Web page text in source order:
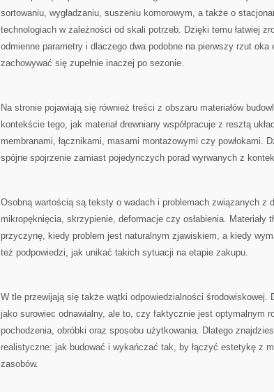
sortowaniu, wygładzaniu, suszeniu komorowym, a także o
technologiach w zależności od skali potrzeb. Dzięki temu łatwiej
odmienne parametry i dlaczego dwa podobne na pierwszy rzut oka
zachowywać się zupełnie inaczej po sezonie.
Na stronie pojawiają się również treści z obszaru materiałów
kontekście tego, jak materiał drewniany współpracuje z resztą
membranami, łącznikami, masami montażowymi czy powłokami.
spójne spojrzenie zamiast pojedynczych porad wyrwanych z
Osobną wartością są teksty o wadach i problemach związanych z
mikropęknięcia, skrzypienie, deformacje czy osłabienia. Materiały
przyczynę, kiedy problem jest naturalnym zjawiskiem, a kiedy
też podpowiedzi, jak unikać takich sytuacji na etapie zakupu.
W tle przewijają się także wątki odpowiedzialności środowiskowej.
jako surowiec odnawialny, ale to, czy faktycznie jest optymalnym
pochodzenia, obróbki oraz sposobu użytkowania. Dlatego
realistyczne: jak budować i wykańczać tak, by łączyć estetykę z
zasobów.